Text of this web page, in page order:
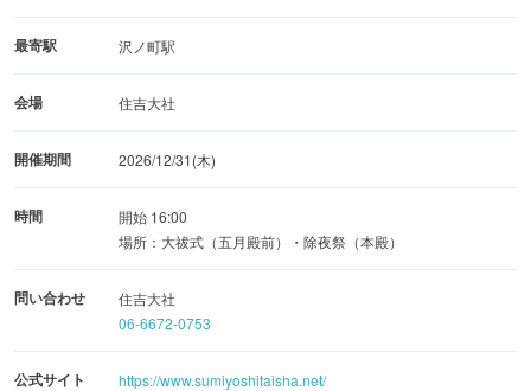
最寄駅 沢ノ町駅
会場 住吉大社
開催期間 2026/12/31(木)
時間
開始 16:00
場所：大祓式（五月殿前）・除夜祭（本殿）
問い合わせ
住吉大社
06-6672-0753
公式サイト https://www.sumiyoshitaisha.net/